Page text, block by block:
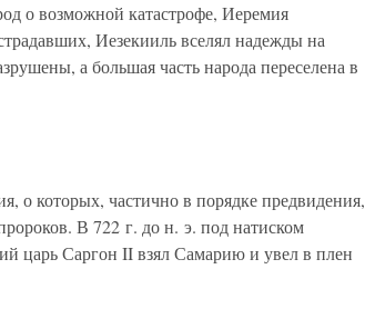
о возможной катастрофе, Иеремия
Иезекииль вселял надежды на
а большая часть народа переселена в
о которых, частично в порядке предвидения,
В 722 г. до н. э. под натиском
царь Саргон II взял Самарию и увел в плен